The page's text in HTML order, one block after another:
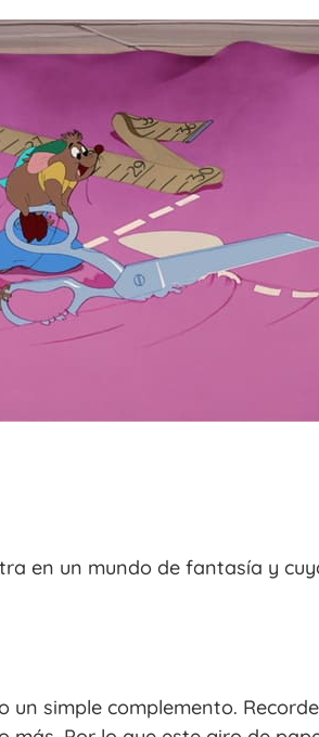
en un mundo de fantasía y
simple complemento.